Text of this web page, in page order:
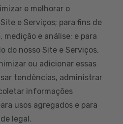
e melhorar o
e Serviços; para fins de
e análise; e para
do nosso Site e Serviços.
ou adicionar essas
tendências, administrar
informações
usos agregados e para
legal.